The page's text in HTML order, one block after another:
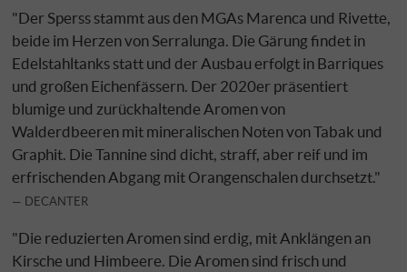
"Der Sperss stammt aus den MGAs Marenca und Rivette,
beide im Herzen von Serralunga. Die Gärung findet in
Edelstahltanks statt und der Ausbau erfolgt in Barriques
und großen Eichenfässern. Der 2020er präsentiert
blumige und zurückhaltende Aromen von
Walderdbeeren mit mineralischen Noten von Tabak und
Graphit. Die Tannine sind dicht, straff, aber reif und im
erfrischenden Abgang mit Orangenschalen durchsetzt."
DECANTER
"Die reduzierten Aromen sind erdig, mit Anklängen an
Kirsche und Himbeere. Die Aromen sind frisch und